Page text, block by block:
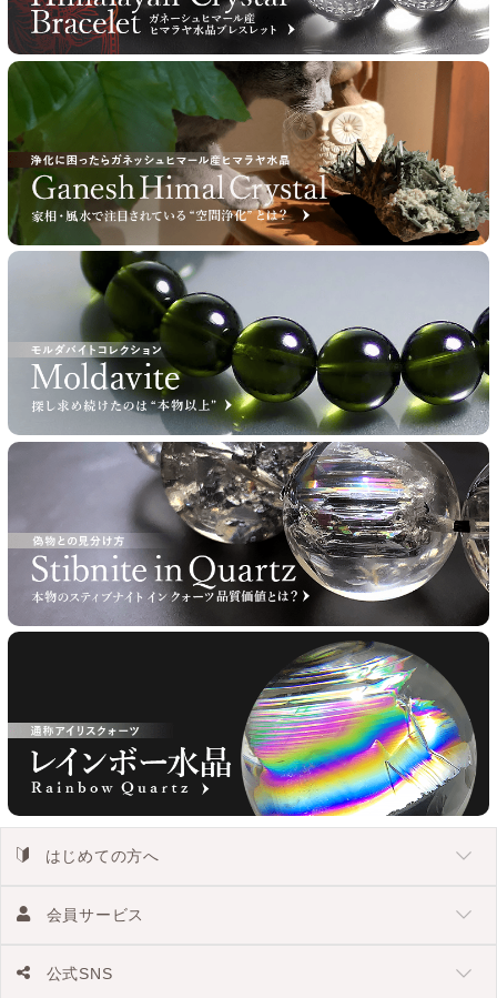
はじめての方へ
会員サービス
公式SNS